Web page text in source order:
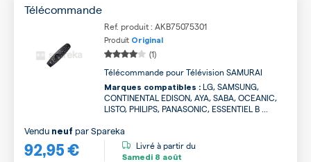
Télécommande
Ref. produit : AKB75075301
Produit Original
(1)
Télécommande pour Télévision SAMURAI
Marques compatibles : LG, SAMSUNG,
CONTINENTAL EDISON, AYA, SABA, OCEANIC,
LISTO, PHILIPS, PANASONIC, ESSENTIEL B ...
92,95 €
Vendu neuf parSpareka
Livré à partir du
Samedi 8 août